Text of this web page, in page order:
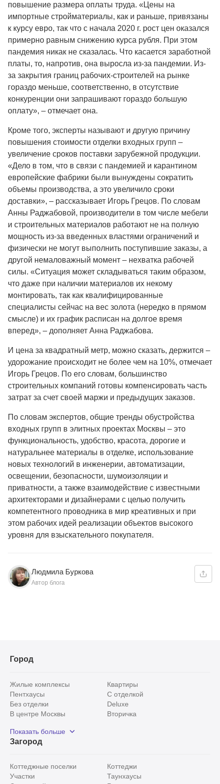
повышение размера оплаты труда. «Цены на
импортные стройматериалы, как и раньше, привязаны
к курсу евро, так что с начала 2020 г. рост цен оказался
примерно равным снижению курса рубля. При этом
пандемия никак не сказалась. Что касается заработной
платы, то, напротив, она выросла из-за пандемии. Из-
за закрытия границ рабочих-строителей на рынке
гораздо меньше, соответственно, в отсутствие
конкуренции они запрашивают гораздо большую
оплату», – отмечает она.
Кроме того, эксперты называют и другую причину
повышения стоимости отделки входных групп –
увеличение сроков поставки зарубежной продукции.
«Дело в том, что в связи с пандемией и карантином
европейские фабрики были вынуждены сократить
объемы производства, а это увеличило сроки
доставки», – рассказывает Игорь Грецов. По словам
Анны Раджабовой, производители в том числе мебели
и строительных материалов работают не на полную
мощность из-за введенных властями ограничений и
физически не могут выполнить поступившие заказы, а
другой немаловажный момент – нехватка рабочей
силы. «Ситуация может складываться таким образом,
что даже при наличии материалов их некому
монтировать, так как квалифицированные
специалисты сейчас на вес золота (нередко в прямом
смысле) и их график расписан на долгое время
вперед», – дополняет Анна Раджабова.
И цена за квадратный метр, можно сказать, держится –
удорожание происходит не более чем на 10%, отмечает
Игорь Грецов. По его словам, большинство
строительных компаний готовы компенсировать часть
затрат за счет своей маржи и предыдущих заказов.
По словам экспертов, общие тренды обустройства
входных групп в элитных проектах Москвы – это
функциональность, удобство, красота, дорогие и
натуральнее материалы в отделке, использование
новых технологий в инженерии, автоматизации,
освещении, безопасности, шумоизоляции и
приватности, а также взаимодействие с известными
архитекторами и дизайнерами с целью получить
компетентного проводника в мир креативных и при
этом рабочих идей реализации объектов высокого
уровня для взыскательного покупателя.
Людмила Буркова
Автор блога
Город
Жилые комплексы
Квартиры
Пентхаусы
С отделкой
Без отделки
Deluxe
В центре Москвы
Вторичка
Рядом с парком
С панорамными окнами
Показать больше
Загород
Коттеджные поселки
Коттеджи
Участки
Таунхаусы